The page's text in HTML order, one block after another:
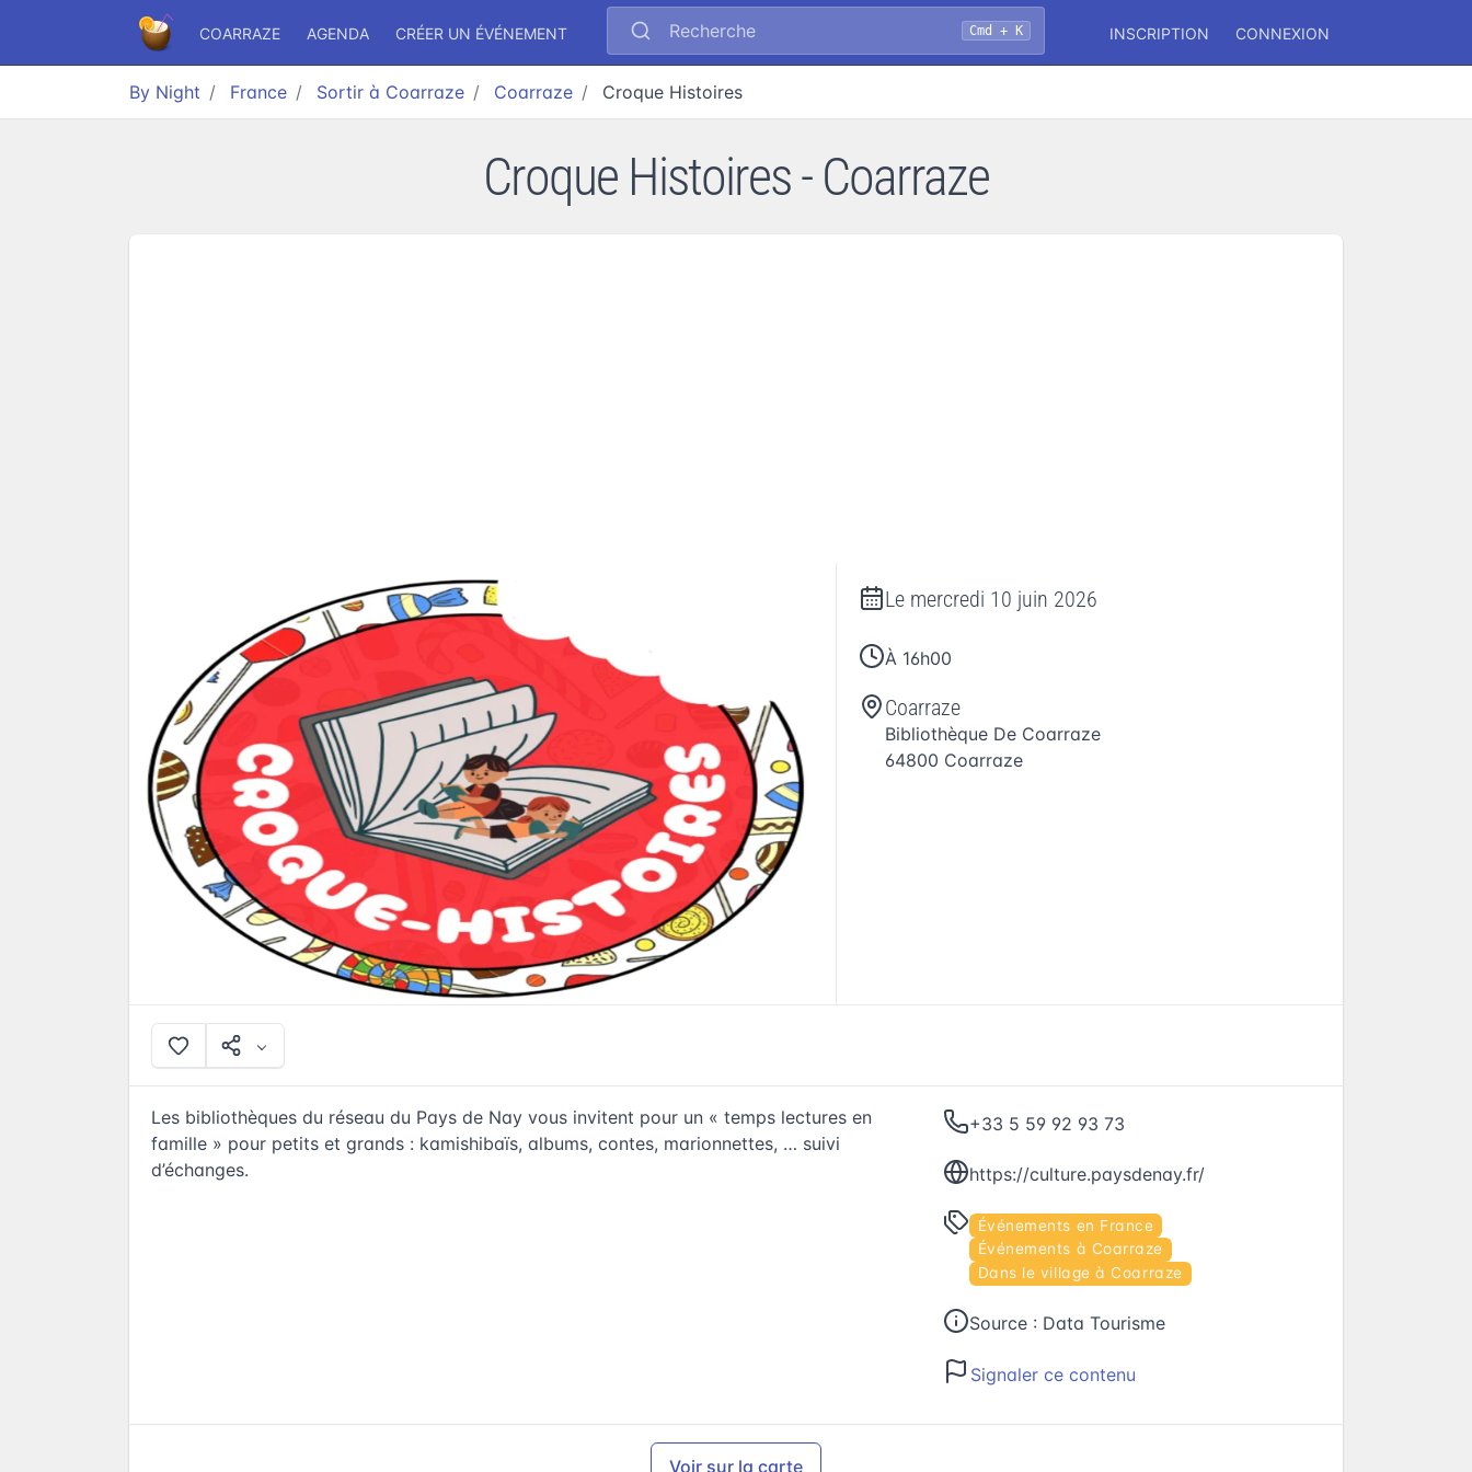
COARRAZE AGENDA CRÉER UN ÉVÉNEMENT Recherche Cmd + K INSCRIPTION CONNEXION
By Night France Sortir à Coarraze Coarraze Croque Histoires
Croque Histoires - Coarraze
Le mercredi 10 juin 2026
À 16h00
Coarraze
Bibliothèque De Coarraze
64800 Coarraze
Les bibliothèques du réseau du Pays de Nay vous invitent pour un « temps lectures en
famille » pour petits et grands : kamishibaïs, albums, contes, marionnettes, … suivi
d’échanges.
+33 5 59 92 93 73
https://culture.paysdenay.fr/
Événements en France
Événements à Coarraze
Dans le village à Coarraze
Source : Data Tourisme
Signaler ce contenu
Voir sur la carte